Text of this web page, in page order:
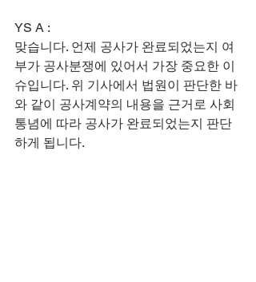
​​YS A :
맞습니다. 언제 공사가 완료되었는지 여
부가 공사분쟁에 있어서 가장 중요한 이
슈입니다. 위 기사에서 법원이 판단한 바
와 같이 공사계약의 내용을 근거로 사회
통념에 따라 공사가 완료되었는지 판단
하게 됩니다.